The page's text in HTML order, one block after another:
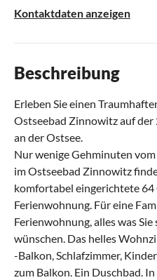
Kontaktdaten anzeigen
Beschreibung
Erleben Sie einen
Ostseebad Zinnowitz auf
an der Ostsee.
Nur wenige Gehminuten
im Ostseebad Zinnowitz
komfortabel eingerichtete
Ferienwohnung. Für eine
Ferienwohnung, alles was
wünschen. Das helles
-Balkon, Schlafzimmer,
zum Balkon. Ein Duschbad.